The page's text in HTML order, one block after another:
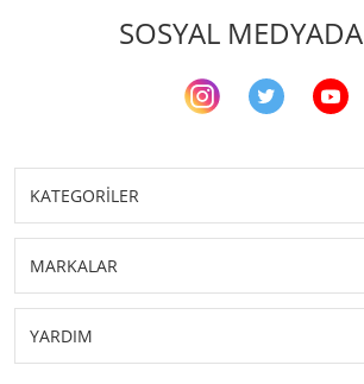
SOSYAL MEDYADA
KATEGORİLER
MARKALAR
YARDIM